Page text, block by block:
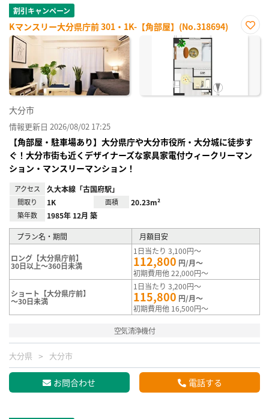
割引キャンペーン
Kマンスリー大分県庁前 301・1K-【角部屋】(No.318694)
お気
大分市
情報更新日 2026/08/02 17:25
【角部屋・駐車場あり】大分県庁や大分市役所・大分城に徒歩す
ぐ！大分市街も近くデザイナーズな家具家電付ウィークリーマン
ション・マンスリーマンション！
アクセス 久大本線「古国府駅」
間取り 1K 面積 20.23m²
築年数 1985年 12月 築
プラン名・期間 月額目安
ロング【大分県庁前】
30日以上～360日未満
1日当たり 3,100円～
112,800 円/月～
初期費用他 22,000円～
ショート【大分県庁前】
～30日未満
1日当たり 3,200円～
115,800 円/月～
初期費用他 16,500円～
空気清浄機付
大分県 大分市
お問合わせ 電話する